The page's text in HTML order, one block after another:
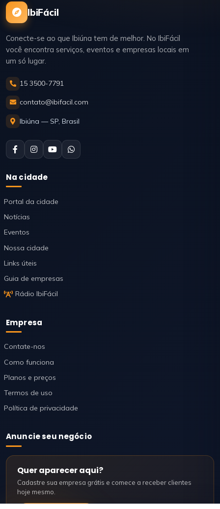
IbiFácil
Conecte-se ao que Ibiúna tem de melhor. No IbiFácil
você encontra serviços, eventos e empresas locais em
um só lugar.
15 3500-7791
contato@ibifacil.com
Ibiúna — SP, Brasil
Na cidade
Portal da cidade
Notícias
Eventos
Nossa cidade
Links úteis
Guia de empresas
Rádio IbiFácil
Empresa
Contate-nos
Como funciona
Planos e preços
Termos de uso
Política de privacidade
Anuncie seu negócio
Quer aparecer aqui?
Cadastre sua empresa grátis e comece a receber clientes
hoje mesmo.